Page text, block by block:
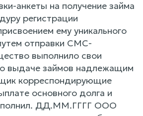
анкеты на получение займа
регистрации
ему уникального
отправки СМС-
выполнило свои
выдаче займов надлежащим
корреспондирующие
основного долга и
ДД.ММ.ГГГГ ООО